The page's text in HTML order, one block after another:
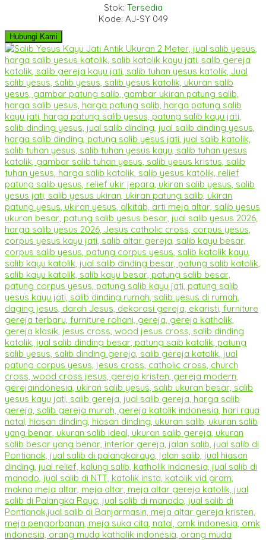
Stok: Tersedia
Kode: AJ-SY 049
Hubungi Kami